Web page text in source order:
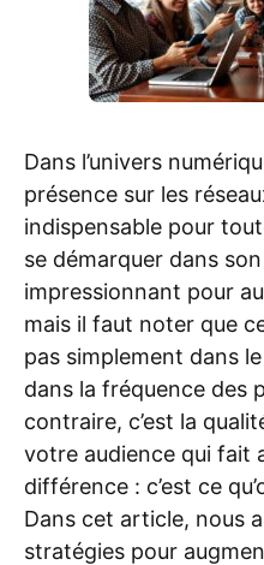
Dans l’univers
présence sur les
indispensable pour
se démarquer dans
impressionnant pour
mais il faut noter que
pas simplement dans
dans la fréquence des
contraire, c’est la
votre audience qui fait
différence : c’est ce
Dans cet article, nous
stratégies pour